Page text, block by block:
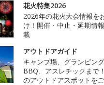
花火特集2026
2026年の花火大会情報を
け！開催・中止・延期情
載
アウトドアガイド
キャンプ場、グランピン
BBQ、アスレチックまで
のアウトドアスポットを